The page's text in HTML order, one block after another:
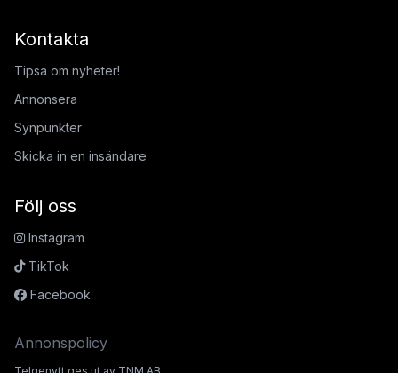
Kontakta
Tipsa om nyheter!
Annonsera
Synpunkter
Skicka in en insändare
Följ oss
Instagram
TikTok
Facebook
Annonspolicy